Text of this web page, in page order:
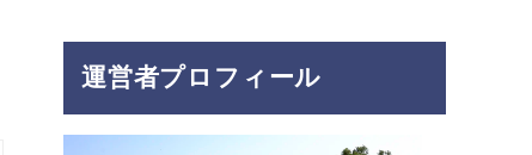
運営者プロフィール